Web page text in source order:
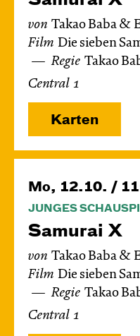
von Takao Baba &
Film Die sieben
Regie Takao
Central 1
Karten
Mo, 12.10. /
JUNGES
Samurai X
von Takao Baba &
Film Die sieben
Regie Takao
Central 1